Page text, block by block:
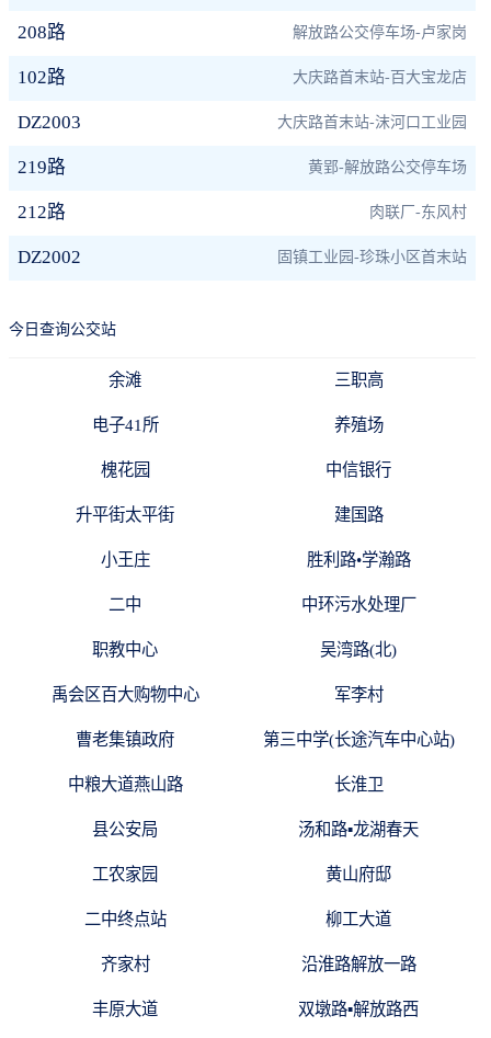
208路 解放路公交停车场-卢家岗
102路 大庆路首末站-百大宝龙店
DZ2003 大庆路首末站-沫河口工业园
219路 黄郢-解放路公交停车场
212路 肉联厂-东风村
DZ2002 固镇工业园-珍珠小区首末站
今日查询公交站
余滩 三职高
电子41所 养殖场
槐花园 中信银行
升平街太平街 建国路
小王庄 胜利路•学瀚路
二中 中环污水处理厂
职教中心 吴湾路(北)
禹会区百大购物中心 军李村
曹老集镇政府 第三中学(长途汽车中心站)
中粮大道燕山路 长淮卫
县公安局 汤和路▪龙湖春天
工农家园 黄山府邸
二中终点站 柳工大道
齐家村 沿淮路解放一路
丰原大道 双墩路▪解放路西